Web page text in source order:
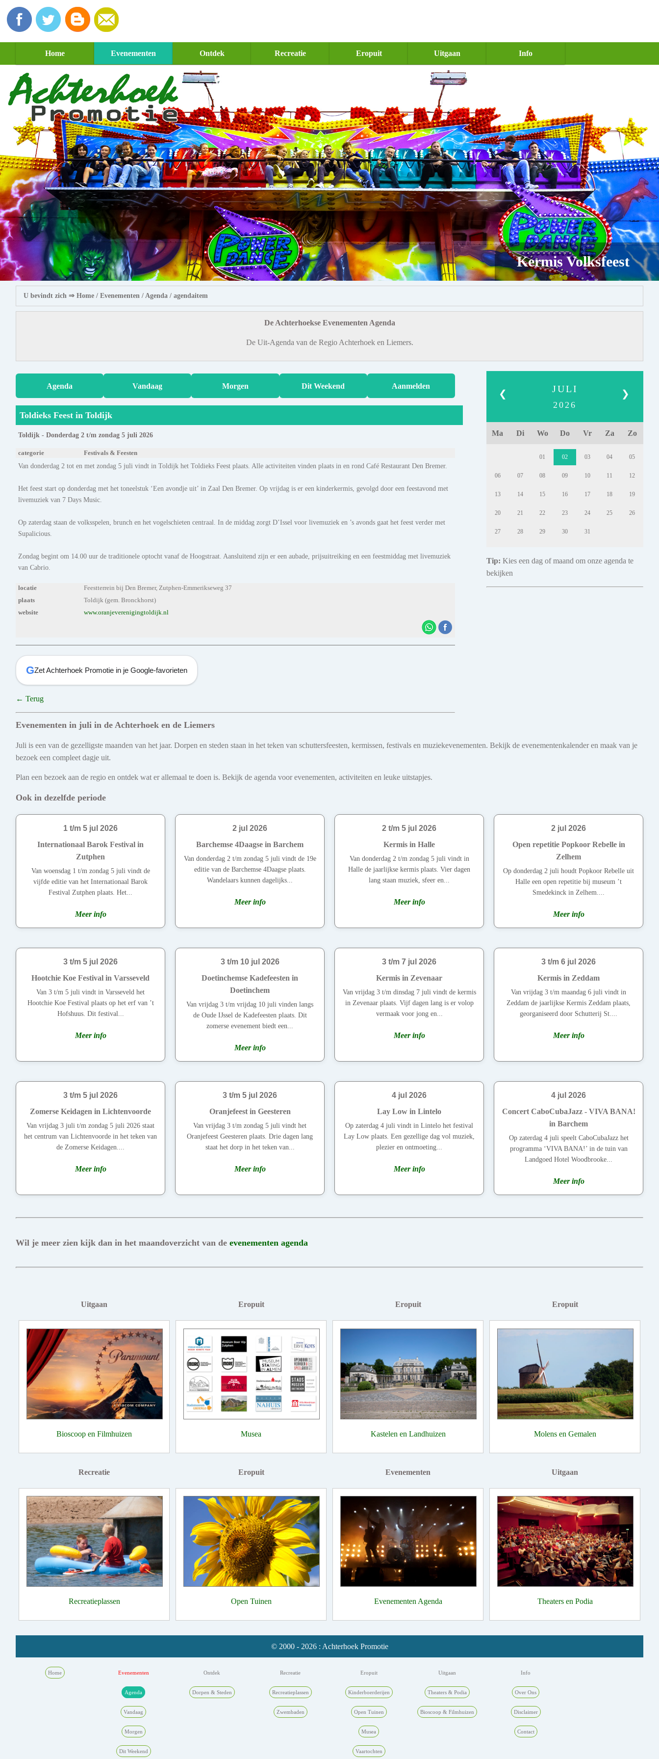
Home Evenementen Ontdek Recreatie Eropuit Uitgaan Info
Kermis Volksfeest
U bevindt zich ⇒ Home / Evenementen / Agenda / agendaitem
De Achterhoekse Evenementen Agenda
De Uit-Agenda van de Regio Achterhoek en Liemers.
Agenda Vandaag Morgen Dit Weekend Aanmelden
Toldieks Feest in Toldijk
Toldijk - Donderdag 2 t/m zondag 5 juli 2026
categorie Festivals & Feesten
Van donderdag 2 tot en met zondag 5 juli vindt in Toldijk het Toldieks Feest plaats. Alle activiteiten vinden plaats in en rond Café Restaurant Den Bremer.
Het feest start op donderdag met het toneelstuk ‘Een avondje uit’ in Zaal Den Bremer. Op vrijdag is er een kinderkermis, gevolgd door een feestavond met
livemuziek van 7 Days Music.
Op zaterdag staan de volksspelen, brunch en het vogelschieten centraal. In de middag zorgt D’Issel voor livemuziek en ’s avonds gaat het feest verder met
Supalicious.
Zondag begint om 14.00 uur de traditionele optocht vanaf de Hoogstraat. Aansluitend zijn er een aubade, prijsuitreiking en een feestmiddag met livemuziek
van Cabrio.
locatie
Feestterrein bij Den Bremer, Zutphen-Emmerikseweg 37
plaats
Toldijk (gem. Bronckhorst)
website
www.oranjeverenigingtoldijk.nl
GZet Achterhoek Promotie in je Google-favorieten
← Terug
❮ ❯
JULI
2026
Ma Di Wo Do Vr Za Zo
01 02 03 04 05
06 07 08 09 10 11 12
13 14 15 16 17 18 19
20 21 22 23 24 25 26
27 28 29 30 31
Tip: Kies een dag of maand om onze agenda te
bekijken
Evenementen in juli in de Achterhoek en de Liemers
Juli is een van de gezelligste maanden van het jaar. Dorpen en steden staan in het teken van schuttersfeesten, kermissen, festivals en muziekevenementen. Bekijk de evenementenkalender en maak van je
bezoek een compleet dagje uit.
Plan een bezoek aan de regio en ontdek wat er allemaal te doen is. Bekijk de agenda voor evenementen, activiteiten en leuke uitstapjes.
Ook in dezelfde periode
1 t/m 5 jul 2026
Internationaal Barok Festival in
Zutphen
Van woensdag 1 t/m zondag 5 juli vindt de
vijfde editie van het Internationaal Barok
Festival Zutphen plaats. Het...
Meer info
2 jul 2026
Barchemse 4Daagse in Barchem
Van donderdag 2 t/m zondag 5 juli vindt de 19e
editie van de Barchemse 4Daagse plaats.
Wandelaars kunnen dagelijks...
Meer info
2 t/m 5 jul 2026
Kermis in Halle
Van donderdag 2 t/m zondag 5 juli vindt in
Halle de jaarlijkse kermis plaats. Vier dagen
lang staan muziek, sfeer en...
Meer info
2 jul 2026
Open repetitie Popkoor Rebelle in
Zelhem
Op donderdag 2 juli houdt Popkoor Rebelle uit
Halle een open repetitie bij museum ’t
Smedekinck in Zelhem....
Meer info
3 t/m 5 jul 2026
Hootchie Koe Festival in Varsseveld
Van 3 t/m 5 juli vindt in Varsseveld het
Hootchie Koe Festival plaats op het erf van ’t
Hofshuus. Dit festival...
Meer info
3 t/m 10 jul 2026
Doetinchemse Kadefeesten in
Doetinchem
Van vrijdag 3 t/m vrijdag 10 juli vinden langs
de Oude IJssel de Kadefeesten plaats. Dit
zomerse evenement biedt een...
Meer info
3 t/m 7 jul 2026
Kermis in Zevenaar
Van vrijdag 3 t/m dinsdag 7 juli vindt de kermis
in Zevenaar plaats. Vijf dagen lang is er volop
vermaak voor jong en...
Meer info
3 t/m 6 jul 2026
Kermis in Zeddam
Van vrijdag 3 t/m maandag 6 juli vindt in
Zeddam de jaarlijkse Kermis Zeddam plaats,
georganiseerd door Schutterij St....
Meer info
3 t/m 5 jul 2026
Zomerse Keidagen in Lichtenvoorde
Van vrijdag 3 juli t/m zondag 5 juli 2026 staat
het centrum van Lichtenvoorde in het teken van
de Zomerse Keidagen....
Meer info
3 t/m 5 jul 2026
Oranjefeest in Geesteren
Van vrijdag 3 t/m zondag 5 juli vindt het
Oranjefeest Geesteren plaats. Drie dagen lang
staat het dorp in het teken van...
Meer info
4 jul 2026
Lay Low in Lintelo
Op zaterdag 4 juli vindt in Lintelo het festival
Lay Low plaats. Een gezellige dag vol muziek,
plezier en ontmoeting...
Meer info
4 jul 2026
Concert CaboCubaJazz - VIVA BANA!
in Barchem
Op zaterdag 4 juli speelt CaboCubaJazz het
programma ‘VIVA BANA!’ in de tuin van
Landgoed Hotel Woodbrooke...
Meer info
Wil je meer zien kijk dan in het maandoverzicht van de evenementen agenda
Uitgaan
Bioscoop en Filmhuizen
Eropuit
Musea
Eropuit
Kastelen en Landhuizen
Eropuit
Molens en Gemalen
Recreatie
Recreatieplassen
Eropuit
Open Tuinen
Evenementen
Evenementen Agenda
Uitgaan
Theaters en Podia
© 2000 - 2026 : Achterhoek Promotie
Home Evenementen
Agenda
Vandaag
Morgen
Dit Weekend
Ontdek
Dorpen & Steden
Recreatie
Recreatieplassen
Zwembaden
Eropuit
Kinderboerderijen
Open Tuinen
Musea
Vaartochten
Uitgaan
Theaters & Podia
Bioscoop & Filmhuizen
Info
Over Ons
Disclaimer
Contact